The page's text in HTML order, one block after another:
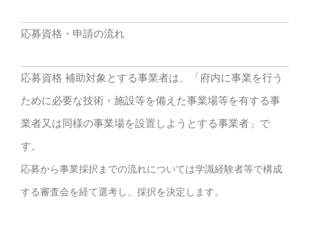
応募資格・申請の流れ
応募資格 補助対象とする事業者は、「府内に事業を行う
ために必要な技術・施設等を備えた事業場等を有する事
業者又は同様の事業場を設置しようとする事業者」で
す。
応募から事業採択までの流れについては学識経験者等で構成
する審査会を経て選考し、採択を決定します。